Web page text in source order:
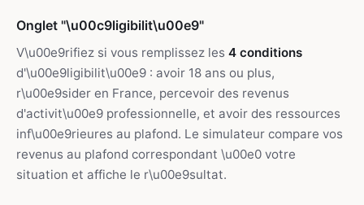
Onglet "\u00c9ligibilit\u00e9"
V\u00e9rifiez si vous remplissez les 4 conditions
d'\u00e9ligibilit\u00e9 : avoir 18 ans ou plus,
r\u00e9sider en France, percevoir des revenus
d'activit\u00e9 professionnelle, et avoir des ressources
inf\u00e9rieures au plafond. Le simulateur compare vos
revenus au plafond correspondant \u00e0 votre
situation et affiche le r\u00e9sultat.